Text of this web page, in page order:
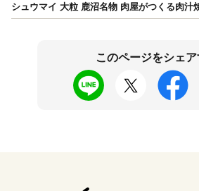
シュウマイ 大粒 鹿沼名物 肉屋がつくる肉汁
このページをシェア